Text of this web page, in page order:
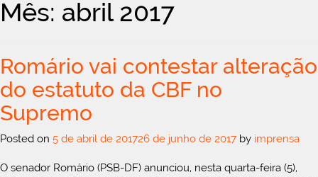
Mês: abril 2017
Romário vai contestar alteração
do estatuto da CBF no
Supremo
Posted on 5 de abril de 201726 de junho de 2017 by imprensa
O senador Romário (PSB-DF) anunciou, nesta quarta-feira (5),